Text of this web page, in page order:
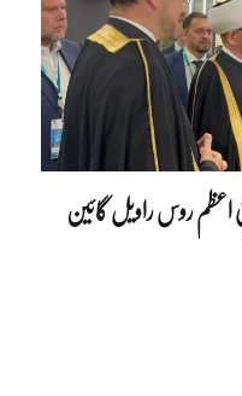
اعظم روس راویل گائین